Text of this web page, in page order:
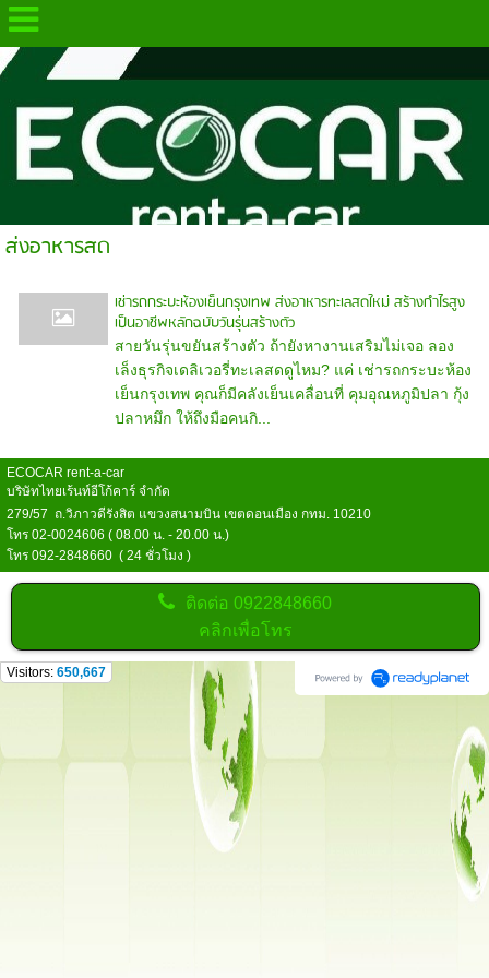
.
ส่งอาหารสด
เช่ารถกระบะห้องเย็นกรุงเทพ ส่งอาหารทะเลสดใหม่ สร้างกำไรสูง
เป็นอาชีพหลักฉบับวันรุ่นสร้างตัว
สายวันรุ่นขยันสร้างตัว ถ้ายังหางานเสริมไม่เจอ ลอง
เล็งธุรกิจเดลิเวอรี่ทะเลสดดูไหม? แค่ เช่ารถกระบะห้อง
เย็นกรุงเทพ คุณก็มีคลังเย็นเคลื่อนที่ คุมอุณหภูมิปลา กุ้ง
ปลาหมึก ให้ถึงมือคนกิ...
ECOCAR rent-a-car
บริษัทไทยเร้นท์อีโก้คาร์ จำกัด
279/57 ถ.วิภาวดีรังสิต แขวงสนามบิน เขตดอนเมือง กทม. 10210
โทร 02-0024606 ( 08.00 น. - 20.00 น.)
โทร 092-2848660 ( 24 ชั่วโมง )
ติดต่อ0922848660
คลิกเพื่อโทร
Visitors: 650,667